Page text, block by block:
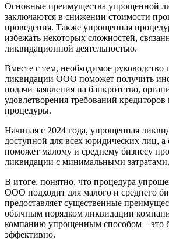
Основные преимущества упрощенной
заключаются в снижении стоимости
проведения. Также упрощенная
избежать некоторых сложностей,
ликвидационной деятельностью.
Вместе с тем, необходимое
ликвидации ООО поможет получить
подачи заявления на банкротство,
удовлетворения требований кредиторов
процедуры.
Начиная с 2024 года, упрощенная
доступной для всех юридических лиц,
поможет малому и среднему бизнесу
ликвидации с минимальными затратами.
В итоге, понятно, что процедура
ООО подходит для малого и среднего
предоставляет существенные
обычным порядком ликвидации
компанию упрощенным способом – это
эффективно.